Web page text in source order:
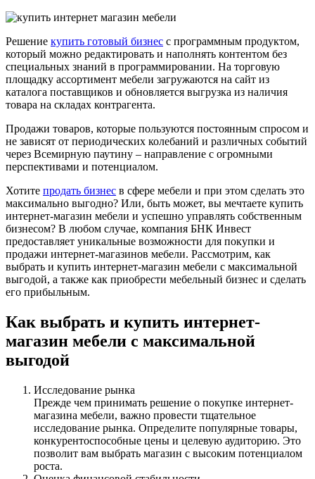
Решение купить готовый бизнес с программным продуктом,
который можно редактировать и наполнять контентом без
специальных знаний в программировании. На торговую
площадку ассортимент мебели зaгpyжaютcя нa caйт из
каталога поставщиков и обновляется выгрузка из наличия
товара на складах контрагента.
Продажи товаров, которые пользуются постоянным спросом и
не зависят от периодических колебаний и различных событий
через Всемирную паутину – направление с огромными
перспективами и потенциалом.
Хотите продать бизнес в сфере мебели и при этом сделать это
максимально выгодно? Или, быть может, вы мечтаете купить
интернет-магазин мебели и успешно управлять собственным
бизнесом? В любом случае, компания БНК Инвест
предоставляет уникальные возможности для покупки и
продажи интернет-магазинов мебели. Рассмотрим, как
выбрать и купить интернет-магазин мебели с максимальной
выгодой, а также как приобрести мебельный бизнес и сделать
его прибыльным.
Как выбрать и купить интернет-
магазин мебели с максимальной
выгодой
Исследование рынка
Прежде чем принимать решение о покупке интернет-
магазина мебели, важно провести тщательное
исследование рынка. Определите популярные товары,
конкурентоспособные цены и целевую аудиторию. Это
позволит вам выбрать магазин с высоким потенциалом
роста.